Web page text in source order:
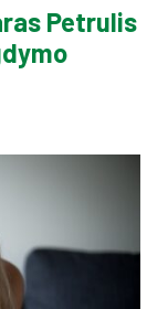
Petrulis